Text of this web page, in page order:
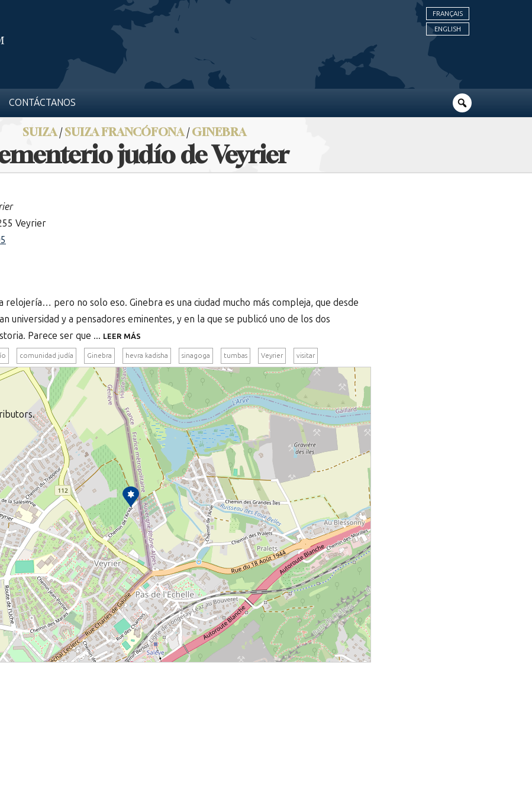
FRANÇAIS
ENGLISH
CONTÁCTANOS
SUIZA/SUIZA FRANCÓFONA/GINEBRA
judío de Veyrier
Veyrier
relojería… pero no solo eso. Ginebra es una ciudad mucho más compleja, que desde
universidad y a pensadores eminentes, y en la que se publicó uno de los dos
Parece ser que ... LEER MÁS
comunidad judía Ginebra hevra kadisha sinagoga tumbas Veyrier visitar